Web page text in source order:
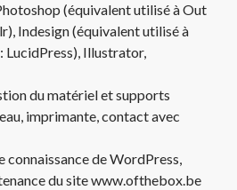
(équivalent utilisé à Out
Indesign (équivalent utilisé à
LucidPress), Illustrator,
du matériel et supports
imprimante, contact avec
connaissance de WordPress,
du site www.ofthebox.be